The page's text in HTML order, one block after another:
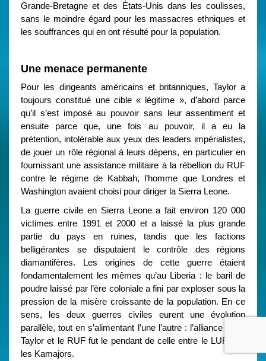
Grande-Bretagne et des États-Unis dans les coulisses,
sans le moindre égard pour les massacres ethniques et
les souffrances qui en ont résulté pour la population.
Une menace permanente
Pour les dirigeants américains et britanniques, Taylor a
toujours constitué une cible « légitime », d’abord parce
qu’il s’est imposé au pouvoir sans leur assentiment et
ensuite parce que, une fois au pouvoir, il a eu la
prétention, intolérable aux yeux des leaders impérialistes,
de jouer un rôle régional à leurs dépens, en particulier en
fournissant une assistance militaire à la rébellion du RUF
contre le régime de Kabbah, l’homme que Londres et
Washington avaient choisi pour diriger la Sierra Leone.
La guerre civile en Sierra Leone a fait environ 120 000
victimes entre 1991 et 2000 et a laissé la plus grande
partie du pays en ruines, tandis que les factions
belligérantes se disputaient le contrôle des régions
diamantifères. Les origines de cette guerre étaient
fondamentalement les mêmes qu’au Liberia : le baril de
poudre laissé par l’ère coloniale a fini par exploser sous la
pression de la misère croissante de la population. En ce
sens, les deux guerres civiles eurent une évolution
parallèle, tout en s’alimentant l’une l’autre : l’alliance entre
Taylor et le RUF fut le pendant de celle entre le LURD et
les Kamajors.